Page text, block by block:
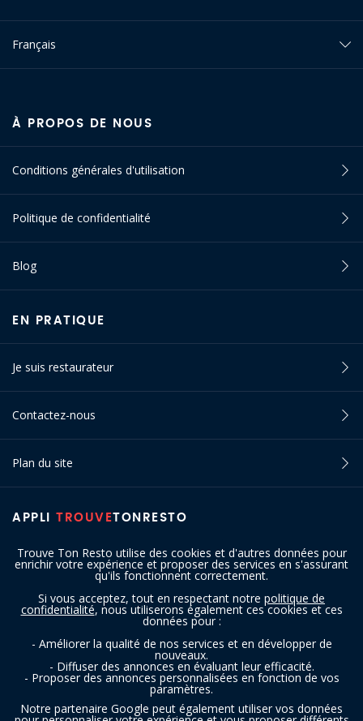
Trouve Ton Resto utilise des cookies et d'autres données pour
enrichir votre expérience et proposer des services en s'assurant
qu'ils fonctionnent correctement.
Si vous acceptez, tout en respectant notre politique de
confidentialité, nous utiliserons également ces cookies et ces
données pour :
- Améliorer la qualité de nos services et en développer de
nouveaux.
- Diffuser des annonces en évaluant leur efficacité.
- Proposer des annonces personnalisées en fonction de vos
paramètres.
Notre partenaire Google peut également utiliser vos données
Français
APPLI TROUVETONRESTO
À PROPOS DE NOUS
Conditions générales d'utilisation
Politique de confidentialité
Blog
EN PRATIQUE
Je suis restaurateur
Contactez-nous
Plan du site
SUIVEZ-NOUS